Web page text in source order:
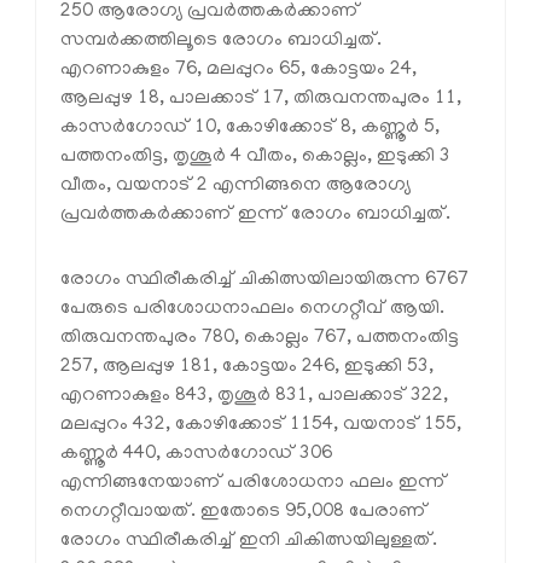
250 ആരോഗ്യ പ്രവര്‍ത്തകര്‍ക്കാണ്
സമ്പര്‍ക്കത്തിലൂടെ രോഗം ബാധിച്ചത്.
എറണാകുളം 76, മലപ്പുറം 65, കോട്ടയം 24,
ആലപ്പുഴ 18, പാലക്കാട് 17, തിരുവനന്തപുരം 11,
കാസര്‍ഗോഡ് 10, കോഴിക്കോട് 8, കണ്ണൂര്‍ 5,
പത്തനംതിട്ട, തൃശൂര്‍ 4 വീതം, കൊല്ലം, ഇടുക്കി 3
വീതം, വയനാട് 2 എന്നിങ്ങനെ ആരോഗ്യ
പ്രവര്‍ത്തകര്‍ക്കാണ് ഇന്ന് രോഗം ബാധിച്ചത്.
രോഗം സ്ഥിരീകരിച്ച് ചികിത്സയിലായിരുന്ന 6767
പേരുടെ പരിശോധനാഫലം നെഗറ്റീവ് ആയി.
തിരുവനന്തപുരം 780, കൊല്ലം 767, പത്തനംതിട്ട
257, ആലപ്പുഴ 181, കോട്ടയം 246, ഇടുക്കി 53,
എറണാകുളം 843, തൃശൂര്‍ 831, പാലക്കാട് 322,
മലപ്പുറം 432, കോഴിക്കോട് 1154, വയനാട് 155,
കണ്ണൂര്‍ 440, കാസര്‍ഗോഡ് 306
എന്നിങ്ങനേയാണ് പരിശോധനാ ഫലം ഇന്ന്
നെഗറ്റീവായത്. ഇതോടെ 95,008 പേരാണ്
രോഗം സ്ഥിരീകരിച്ച് ഇനി ചികിത്സയിലുള്ളത്.